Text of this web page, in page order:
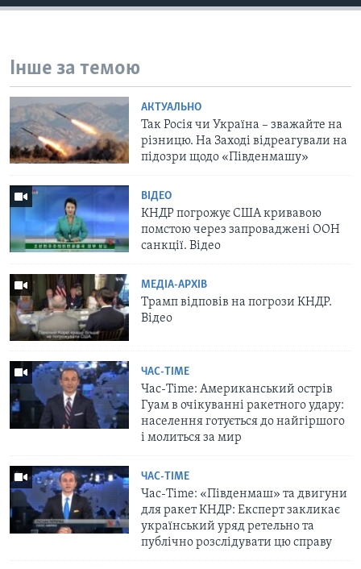
Інше за темою
АКТУАЛЬНО
Так Росія чи Україна – зважайте на
різницю. На Заході відреагували на
підозри щодо «Південмашу»
ВІДЕО
КНДР погрожує США кривавою
помстою через запроваджені ООН
санкції. Відео
МЕДІА-АРХІВ
Трамп відповів на погрози КНДР.
Відео
ЧАС-TIME
Час-Time: Американський острів
Гуам в очікуванні ракетного удару:
населення готується до найгіршого
і молиться за мир
ЧАС-TIME
Час-Time: «Південмаш» та двигуни
для ракет КНДР: Експерт закликає
український уряд ретельно та
публічно розслідувати цю справу